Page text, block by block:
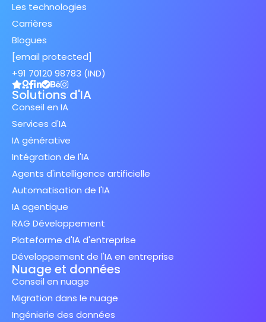
Les technologies
Carrières
Blogues
[email protected]
+91 70120 98783 (IND)
Solutions d'IA
Conseil en IA
Services d'IA
IA générative
Intégration de l'IA
Agents d'intelligence artificielle
Automatisation de l'IA
IA agentique
RAG Développement
Plateforme d'IA d'entreprise
Développement de l'IA en entreprise
Nuage et données
Conseil en nuage
Migration dans le nuage
Ingénierie des données